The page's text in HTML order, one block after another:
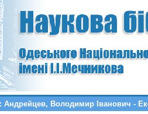
Андрейцев, Володимир Іванович -